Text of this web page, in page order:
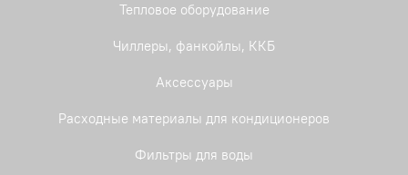
Тепловое оборудование
Чиллеры, фанкойлы, ККБ
Аксессуары
Расходные материалы для кондиционеров
Фильтры для воды